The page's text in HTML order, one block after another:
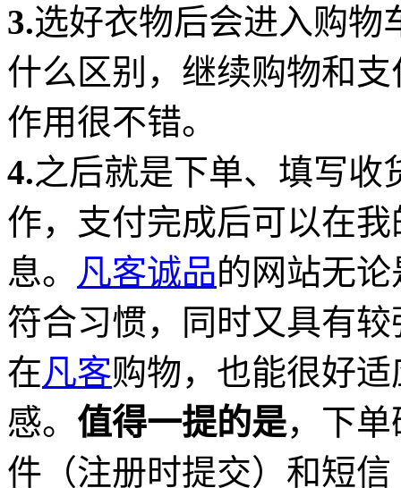
3.选好衣物后会进入购物
什么区别，继续购物和
作用很不错。
4.之后就是下单、填写收
作，支付完成后可以在
息。 凡客诚品的网站无
符合习惯，同时又具有
在凡客购物，也能很好
感。 值得一提的是，下单
件（注册时提交）和短